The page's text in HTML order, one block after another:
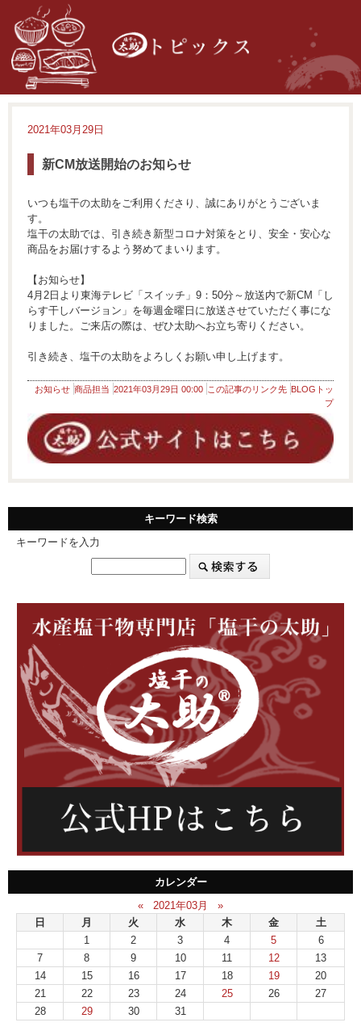
2021年03月29日
新CM放送開始のお知らせ
いつも塩干の太助をご利用くださり、誠にありがとうございま
す。
塩干の太助では、引き続き新型コロナ対策をとり、安全・安心な
商品をお届けするよう努めてまいります。
【お知らせ】
4月2日より東海テレビ「スイッチ」9：50分～放送内で新CM「し
らす干しバージョン」を毎週金曜日に放送させていただく事にな
りました。ご来店の際は、ぜひ太助へお立ち寄りください。
引き続き、塩干の太助をよろしくお願い申し上げます。
お知らせ 商品担当 2021年03月29日 00:00 この記事のリンク先 BLOGトッ
プ
キーワード検索
キーワードを入力
カレンダー
«
2021年03月
»
日
月 火 水 木 金
土
1
2 3 4 5
6
7
8 9 10 11 12
13
14
15 16 17 18 19
20
21
22 23 24 25 26
27
28
29 30 31